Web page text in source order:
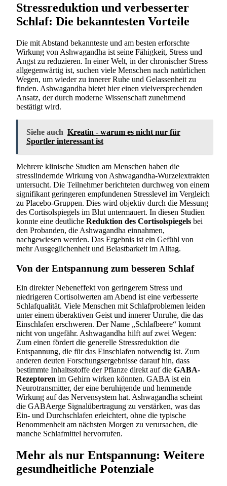
Stressreduktion und verbesserter
Schlaf: Die bekanntesten Vorteile
Die mit Abstand bekannteste und am besten erforschte
Wirkung von Ashwagandha ist seine Fähigkeit, Stress und
Angst zu reduzieren. In einer Welt, in der chronischer Stress
allgegenwärtig ist, suchen viele Menschen nach natürlichen
Wegen, um wieder zu innerer Ruhe und Gelassenheit zu
finden. Ashwagandha bietet hier einen vielversprechenden
Ansatz, der durch moderne Wissenschaft zunehmend
bestätigt wird.
Siehe auch Kreatin - warum es nicht nur für
Sportler interessant ist
Mehrere klinische Studien am Menschen haben die
stresslindernde Wirkung von Ashwagandha-Wurzelextrakten
untersucht. Die Teilnehmer berichteten durchweg von einem
signifikant geringeren empfundenen Stresslevel im Vergleich
zu Placebo-Gruppen. Dies wird objektiv durch die Messung
des Cortisolspiegels im Blut untermauert. In diesen Studien
konnte eine deutliche Reduktion des Cortisolspiegels bei
den Probanden, die Ashwagandha einnahmen,
nachgewiesen werden. Das Ergebnis ist ein Gefühl von
mehr Ausgeglichenheit und Belastbarkeit im Alltag.
Von der Entspannung zum besseren Schlaf
Ein direkter Nebeneffekt von geringerem Stress und
niedrigeren Cortisolwerten am Abend ist eine verbesserte
Schlafqualität. Viele Menschen mit Schlafproblemen leiden
unter einem überaktiven Geist und innerer Unruhe, die das
Einschlafen erschweren. Der Name „Schlafbeere“ kommt
nicht von ungefähr. Ashwagandha hilft auf zwei Wegen:
Zum einen fördert die generelle Stressreduktion die
Entspannung, die für das Einschlafen notwendig ist. Zum
anderen deuten Forschungsergebnisse darauf hin, dass
bestimmte Inhaltsstoffe der Pflanze direkt auf die GABA-
Rezeptoren im Gehirn wirken könnten. GABA ist ein
Neurotransmitter, der eine beruhigende und hemmende
Wirkung auf das Nervensystem hat. Ashwagandha scheint
die GABAerge Signalübertragung zu verstärken, was das
Ein- und Durchschlafen erleichtert, ohne die typische
Benommenheit am nächsten Morgen zu verursachen, die
manche Schlafmittel hervorrufen.
Mehr als nur Entspannung: Weitere
gesundheitliche Potenziale